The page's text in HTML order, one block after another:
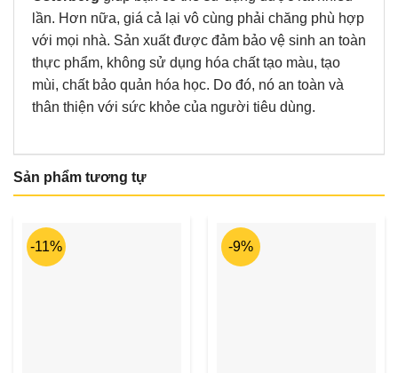
lần. Hơn nữa, giá cả lại vô cùng phải chăng phù hợp
với mọi nhà. Sản xuất được đảm bảo vệ sinh an toàn
thực phẩm, không sử dụng hóa chất tạo màu, tạo
mùi, chất bảo quản hóa học. Do đó, nó an toàn và
thân thiện với sức khỏe của người tiêu dùng.
Sản phẩm tương tự
-11% -9%